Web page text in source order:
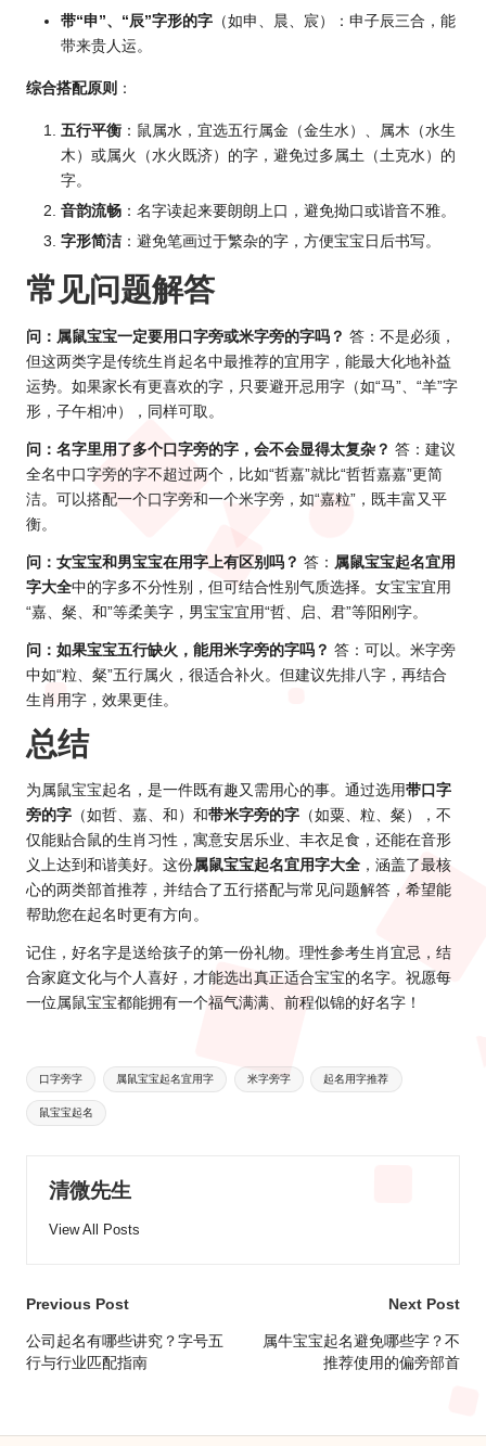
带“申”、“辰”字形的字 （如申、晨、宸）：申子辰三合，能
带来贵人运。
综合搭配原则 ：
五行平衡 ：鼠属水，宜选五行属金（金生水）、属木（水生
木）或属火（水火既济）的字，避免过多属土（土克水）的
字。
音韵流畅 ：名字读起来要朗朗上口，避免拗口或谐音不雅。
字形简洁 ：避免笔画过于繁杂的字，方便宝宝日后书写。
常见问题解答
问：属鼠宝宝一定要用口字旁或米字旁的字吗？ 答：不是必须，
但这两类字是传统生肖起名中最推荐的宜用字，能最大化地补益
运势。如果家长有更喜欢的字，只要避开忌用字（如“马”、“羊”字
形，子午相冲），同样可取。
问：名字里用了多个口字旁的字，会不会显得太复杂？ 答：建议
全名中口字旁的字不超过两个，比如“哲嘉”就比“哲哲嘉嘉”更简
洁。可以搭配一个口字旁和一个米字旁，如“嘉粒”，既丰富又平
衡。
问：女宝宝和男宝宝在用字上有区别吗？ 答： 属鼠宝宝起名宜用
字大全中的字多不分性别，但可结合性别气质选择。女宝宝宜用
“嘉、粲、和”等柔美字，男宝宝宜用“哲、启、君”等阳刚字。
问：如果宝宝五行缺火，能用米字旁的字吗？ 答：可以。米字旁
中如“粒、粲”五行属火，很适合补火。但建议先排八字，再结合
生肖用字，效果更佳。
总结
为属鼠宝宝起名，是一件既有趣又需用心的事。通过选用带口字
旁的字 （如哲、嘉、和）和带米字旁的字 （如粟、粒、粲），不
仅能贴合鼠的生肖习性，寓意安居乐业、丰衣足食，还能在音形
义上达到和谐美好。这份属鼠宝宝起名宜用字大全 ，涵盖了最核
心的两类部首推荐，并结合了五行搭配与常见问题解答，希望能
帮助您在起名时更有方向。
记住，好名字是送给孩子的第一份礼物。理性参考生肖宜忌，结
合家庭文化与个人喜好，才能选出真正适合宝宝的名字。祝愿每
一位属鼠宝宝都能拥有一个福气满满、前程似锦的好名字！
Tags:
口字旁字 属鼠宝宝起名宜用字 米字旁字 起名用字推荐
鼠宝宝起名
清微先生
View All Posts
Post
navigation
Previous Post
公司起名有哪些讲究？字号五
行与行业匹配指南
Next Post
属牛宝宝起名避免哪些字？不
推荐使用的偏旁部首